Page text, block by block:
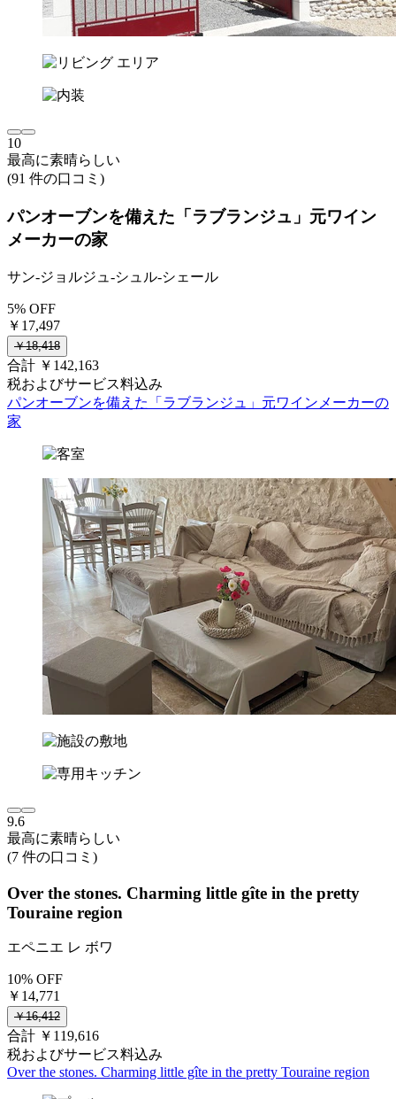
10
最高に素晴らしい
(91 件の口コミ)
パンオーブンを備えた「ラブランジュ」元ワイン
メーカーの家
サン-ジョルジュ-シュル-シェール
5% OFF
￥17,497
￥18,418
合計 ￥142,163
税およびサービス料込み
パンオーブンを備えた「ラブランジュ」元ワインメーカーの
家
9.6
最高に素晴らしい
(7 件の口コミ)
Over the stones. Charming little gîte in the pretty
Touraine region
エペニエ レ ボワ
10% OFF
￥14,771
￥16,412
合計 ￥119,616
税およびサービス料込み
Over the stones. Charming little gîte in the pretty Touraine region